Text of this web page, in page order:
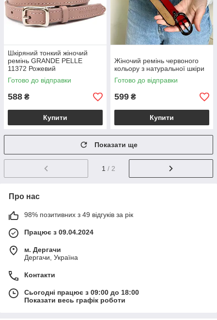
Шкіряний тонкий жіночий
ремінь GRANDE PELLE
11372 Рожевий
Готово до відправки
588 ₴
Купити
Жіночий ремінь червоного
кольору з натуральної шкіри
Готово до відправки
599 ₴
Купити
Показати ще
1 / 2
Про нас
98% позитивних з 49 відгуків за рік
Працює з 09.04.2024
м. Дергачи
Дергачи, Україна
Контакти
Сьогодні працює з 09:00 до 18:00
Показати весь графік роботи